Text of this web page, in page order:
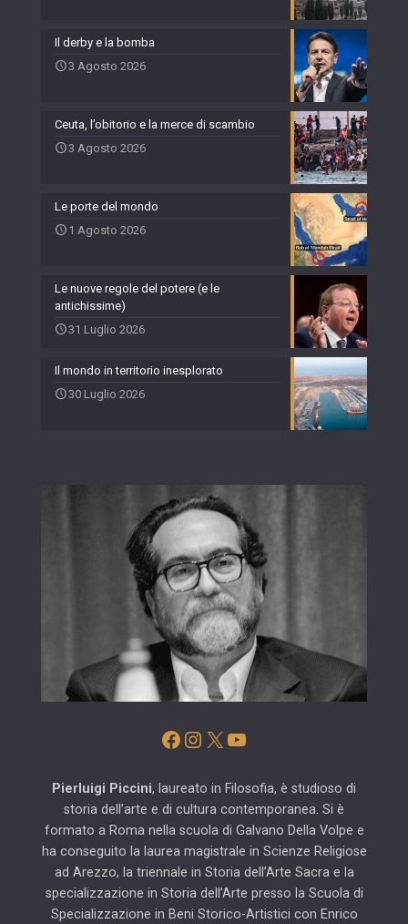
Il derby e la bomba
3 Agosto 2026
Ceuta, l’obitorio e la merce di scambio
3 Agosto 2026
Le porte del mondo
1 Agosto 2026
Le nuove regole del potere (e le
antichissime)
31 Luglio 2026
Il mondo in territorio inesplorato
30 Luglio 2026
Facebook
Instagram
X YouTube
Pierluigi Piccini, laureato in Filosofia, è studioso di
storia dell’arte e di cultura contemporanea. Si è
formato a Roma nella scuola di Galvano Della Volpe e
ha conseguito la laurea magistrale in Scienze Religiose
ad Arezzo, la triennale in Storia dell’Arte Sacra e la
specializzazione in Storia dell’Arte presso la Scuola di
Specializzazione in Beni Storico-Artistici con Enrico